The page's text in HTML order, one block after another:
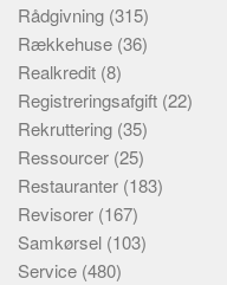
Rådgivning (315)
Rækkehuse (36)
Realkredit (8)
Registreringsafgift (22)
Rekruttering (35)
Ressourcer (25)
Restauranter (183)
Revisorer (167)
Samkørsel (103)
Service (480)